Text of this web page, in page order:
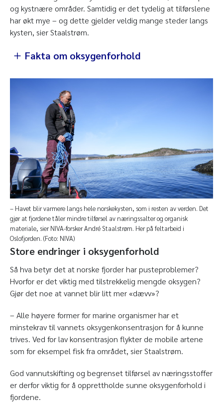
og kystnære områder. Samtidig er det tydelig at tilførslene
har økt mye – og dette gjelder veldig mange steder langs
kysten, sier Staalstrøm.
Fakta om oksygenforhold
– Havet blir varmere langs hele norskekysten, som i resten av verden. Det
gjør at fjordene tåler mindre tilførsel av næringssalter og organisk
materiale, sier NIVA-forsker André Staalstrøm. Her på feltarbeid i
Oslofjorden. (Foto: NIVA)
Store endringer i oksygenforhold
Så hva betyr det at norske fjorder har pusteproblemer?
Hvorfor er det viktig med tilstrekkelig mengde oksygen?
Gjør det noe at vannet blir litt mer «dævv»?
– Alle høyere former for marine organismer har et
minstekrav til vannets oksygenkonsentrasjon for å kunne
trives. Ved for lav konsentrasjon flykter de mobile artene
som for eksempel fisk fra området, sier Staalstrøm.
God vannutskifting og begrenset tilførsel av næringsstoffer
er derfor viktig for å opprettholde sunne oksygenforhold i
fjordene.